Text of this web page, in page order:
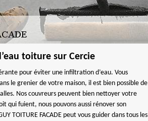
toiture sur Cercie
pour éviter une infiltration d’eau. Vous
le grenier de votre maison, il est bien possible de
Nos couvreurs peuvent bien nettoyer votre
qui fuient, nous pouvons aussi rénover son
TOITURE FACADE peut vous guider dans tous les